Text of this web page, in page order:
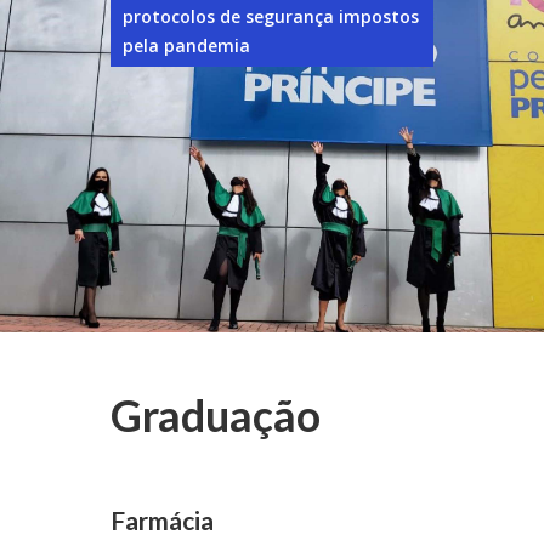
protocolos de segurança impostos
pela pandemia
Graduação
Farmácia